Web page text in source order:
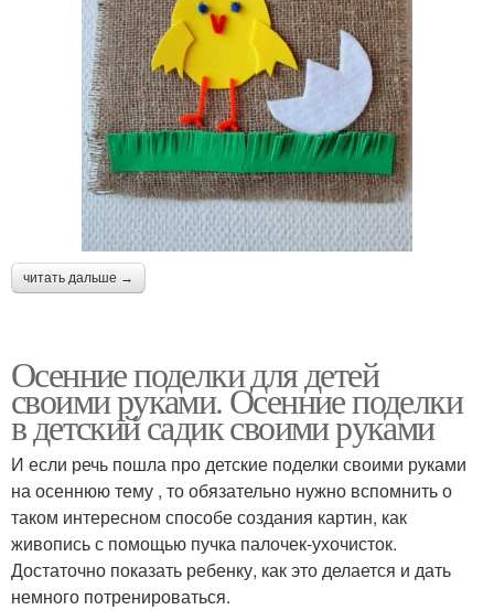
читать дальше →
Осенние поделки для детей
своими руками. Осенние поделки
в детский садик своими руками
И если речь пошла про детские поделки своими руками
на осеннюю тему , то обязательно нужно вспомнить о
таком интересном способе создания картин, как
живопись с помощью пучка палочек-ухочисток.
Достаточно показать ребенку, как это делается и дать
немного потренироваться.